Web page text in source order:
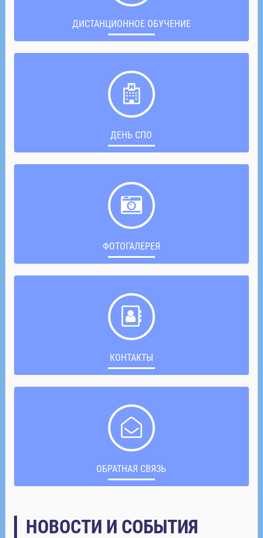
ДИСТАНЦИОННОЕ ОБУЧЕНИЕ
ДЕНЬ СПО
ФОТОГАЛЕРЕЯ
КОНТАКТЫ
ОБРАТНАЯ СВЯЗЬ
НОВОСТИ И СОБЫТИЯ